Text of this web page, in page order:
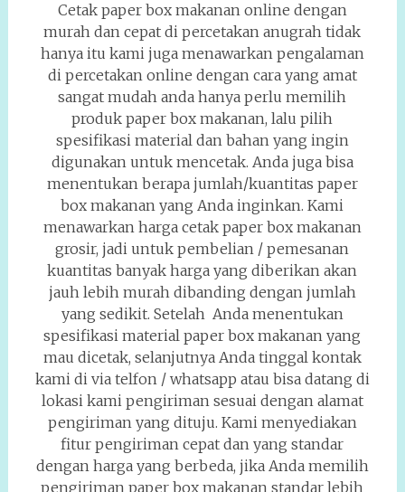
Cetak paper box makanan online dengan
murah dan cepat di percetakan anugrah tidak
hanya itu kami juga menawarkan pengalaman
di percetakan online dengan cara yang amat
sangat mudah anda hanya perlu memilih
produk paper box makanan, lalu pilih
spesifikasi material dan bahan yang ingin
digunakan untuk mencetak. Anda juga bisa
menentukan berapa jumlah/kuantitas paper
box makanan yang Anda inginkan. Kami
menawarkan harga cetak paper box makanan
grosir, jadi untuk pembelian / pemesanan
kuantitas banyak harga yang diberikan akan
jauh lebih murah dibanding dengan jumlah
yang sedikit. Setelah Anda menentukan
spesifikasi material paper box makanan yang
mau dicetak, selanjutnya Anda tinggal kontak
kami di via telfon / whatsapp atau bisa datang di
lokasi kami pengiriman sesuai dengan alamat
pengiriman yang dituju. Kami menyediakan
fitur pengiriman cepat dan yang standar
dengan harga yang berbeda, jika Anda memilih
pengiriman paper box makanan standar lebih